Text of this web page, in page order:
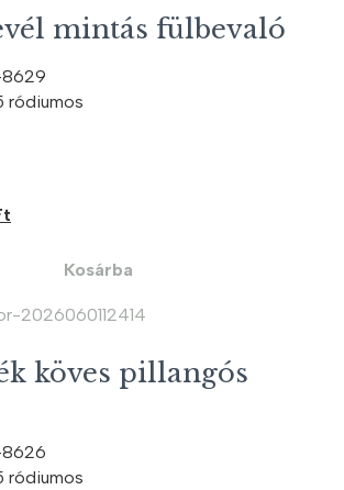
mintás fülbevaló
ródiumos
930 Ft.
Kosárba
köves pillangós
ródiumos